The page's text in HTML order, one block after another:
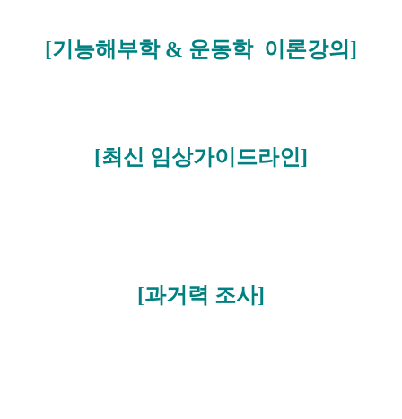
[기능해부학 & 운동학 이론강의]
[최신 임상가이드라인]
[과거력 조사]